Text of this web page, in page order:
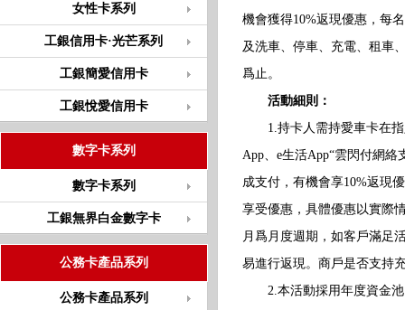
女性卡系列
工銀信用卡·光芒系列
工銀簡愛信用卡
工銀悅愛信用卡
數字卡系列
數字卡系列
工銀無界白金數字卡
公務卡產品系列
公務卡產品系列
機會獲得10%返現優惠，每
及洗車、停車、充電、租車
爲止。
活動細則：
1.持卡人需持愛車卡在指
App、e生活App“雲閃付網
成支付，有機會享10%返現
享受優惠，具體優惠以實際
月爲月度週期，如客戶滿足
易進行返現。商戶是否支持
2.本活動採用年度資金池